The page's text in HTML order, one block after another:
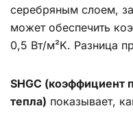
серебряным слоем,
может обеспечить
0,5 Вт/м²K. Разница
SHGC (коэффициент
тепла) показывает,